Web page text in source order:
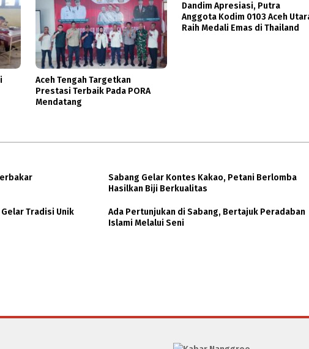
Aceh Tengah Targetkan
Prestasi Terbaik Pada PORA
Mendatang
Dandim Apresiasi, Putra
Anggota Kodim 0103 Aceh
Raih Medali Emas di Thailand
Sabang Gelar Kontes Kakao, Petani Berlomba
Hasilkan Biji Berkualitas
Tradisi Unik
Ada Pertunjukan di Sabang, Bertajuk Peradaban
Islami Melalui Seni